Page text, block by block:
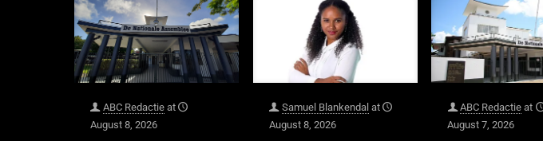
ABC Redactie at
August 8, 2026
Samuel Blankendal at
August 8, 2026
ABC Redactie at
August 7, 2026